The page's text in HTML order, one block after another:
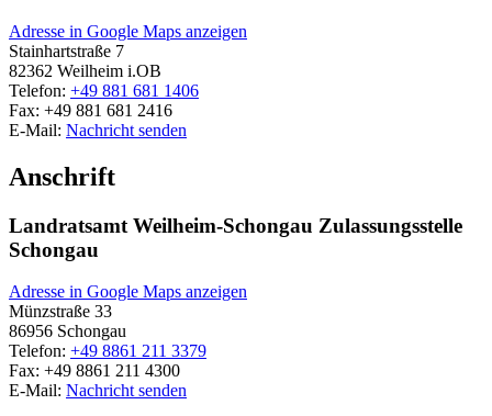
Adresse in Google Maps anzeigen
Stainhartstraße 7
82362 Weilheim i.OB
Telefon: +49 881 681 1406
Fax: +49 881 681 2416
E-Mail: Nachricht senden
Anschrift
Landratsamt Weilheim-Schongau Zulassungsstelle
Schongau
Adresse in Google Maps anzeigen
Münzstraße 33
86956 Schongau
Telefon: +49 8861 211 3379
Fax: +49 8861 211 4300
E-Mail: Nachricht senden